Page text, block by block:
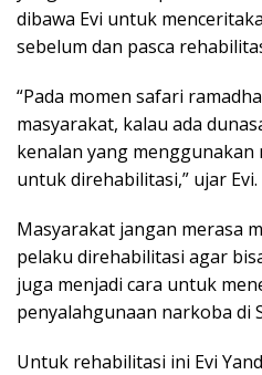
dibawa Evi untuk
sebelum dan pasca
“Pada momen safari
masyarakat, kalau ada
kenalan yang
untuk direhabilitasi,” ujar Evi.
Masyarakat jangan merasa
pelaku direhabilitasi agar
juga menjadi cara untuk
penyalahgunaan narkoba di
Untuk rehabilitasi ini Evi